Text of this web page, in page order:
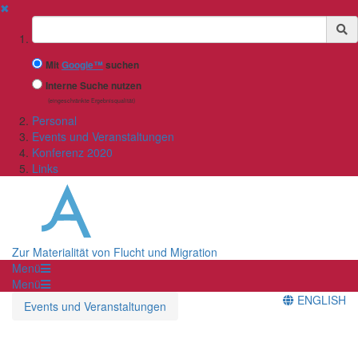
✖
Suchbegriff
MitGoogle™ suchen
Interne Suche nutzen
(eingeschränkte Ergebnisqualität)
Personal
Events und Veranstaltungen
Konferenz 2020
Links
Zur Materialität von Flucht und Migration
Menü
Menü
Events und Veranstaltungen
ENGLISH